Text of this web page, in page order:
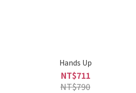
Hands Up
NT$711
NT$790